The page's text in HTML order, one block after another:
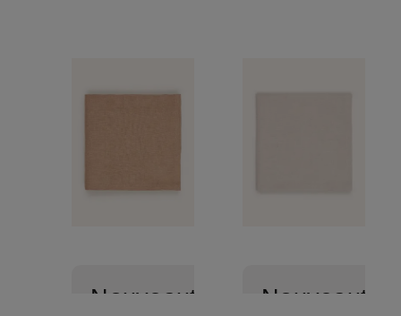
Nouveautés Nouveautés